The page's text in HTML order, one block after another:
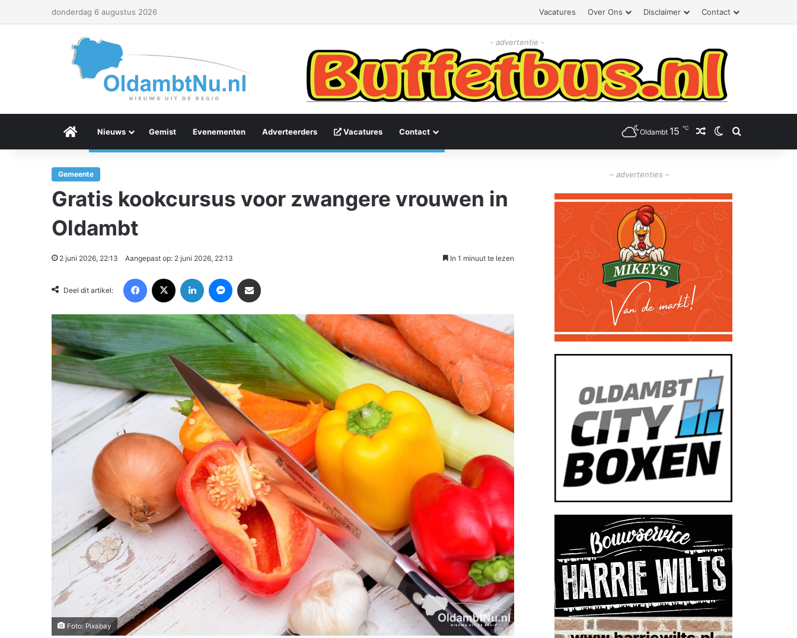
donderdag 6 augustus 2026 Vacatures Over Ons Disclaimer Contact
- advertentie -
Menu Item
Nieuws Gemist Evenementen Adverteerders Vacatures Contact Oldambt 15 ℃ Willekeurig artikel
Switch skin
Zoeken
Gemeente
Gratis kookcursus voor zwangere vrouwen in
Oldambt
2 juni 2026, 22:13 Aangepast op: 2 juni 2026, 22:13 In 1 minuut te lezen
Deel dit artikel:
Foto: Pixabay
– advertenties –